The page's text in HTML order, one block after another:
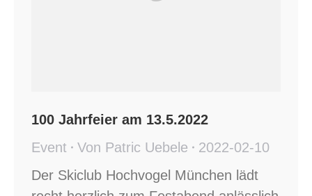
100 Jahrfeier am 13.5.2022
Event
Von Patric Uebele
2022-02-10
Der Skiclub Hochvogel München lädt